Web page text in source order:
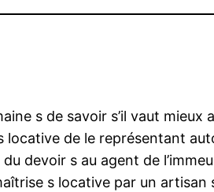
s de savoir s’il vaut
locative de le représentant
devoir s au agent de
s locative par un